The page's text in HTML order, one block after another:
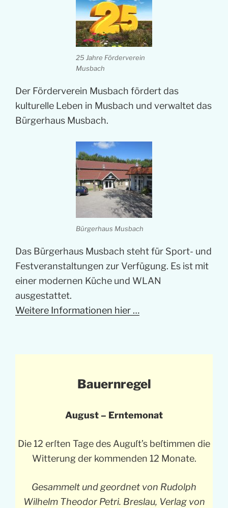
25 Jahre Förderverein
Musbach
Der Förderverein Musbach fördert das
kulturelle Leben in Musbach und verwaltet das
Bürgerhaus Musbach.
Bürgerhaus Musbach
Das Bürgerhaus Musbach steht für Sport- und
Festveranstaltungen zur Verfügung. Es ist mit
einer modernen Küche und WLAN
ausgestattet.
Weitere Informationen hier …
Bauernregel
August – Erntemonat
Die 12 erſten Tage des Auguſt’s beſtimmen die
Witterung der kommenden 12 Monate.
Gesammelt und geordnet von Rudolph
Wilhelm Theodor Petri. Breslau, Verlag von